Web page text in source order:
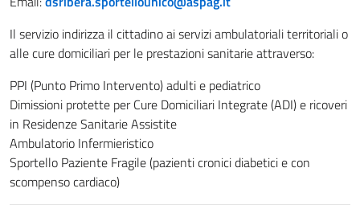
Il servizio indirizza il cittadino ai servizi ambulatoriali territoriali o
alle cure domiciliari per le prestazioni sanitarie attraverso:
PPI (Punto Primo Intervento) adulti e pediatrico
Dimissioni protette per Cure Domiciliari Integrate (ADI) e ricoveri
in Residenze Sanitarie Assistite
Ambulatorio Infermieristico
Sportello Paziente Fragile (pazienti cronici diabetici e con
scompenso cardiaco)